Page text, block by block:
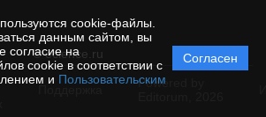
cookie-файлы.
данным сайтом, вы
согласие на
cookie в соответствии с
и Пользовательским
Согласен
© ecience.ru
Powered by